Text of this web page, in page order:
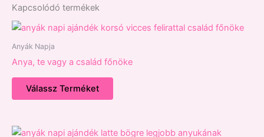
Kapcsolódó termékek
Anyák Napja
Anya, te vagy a család főnöke
Válassz Terméket